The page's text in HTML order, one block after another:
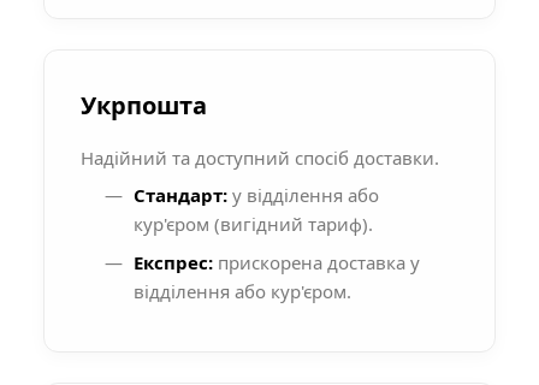
Укрпошта
Надійний та доступний спосіб доставки.
Стандарт: у відділення або
кур'єром (вигідний тариф).
Експрес: прискорена доставка у
відділення або кур'єром.